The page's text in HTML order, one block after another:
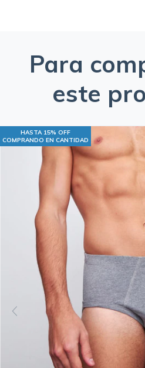
Para
este
HASTA 15% OFF
COMPRANDO EN CANTIDAD